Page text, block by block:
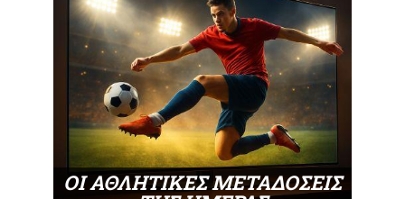
ΟΙ ΑΘΛΗΤΙΚΕΣ ΜΕΤΑΔΟΣΕΙΣ